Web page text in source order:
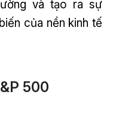
và tạo ra sự
của nền kinh tế
500